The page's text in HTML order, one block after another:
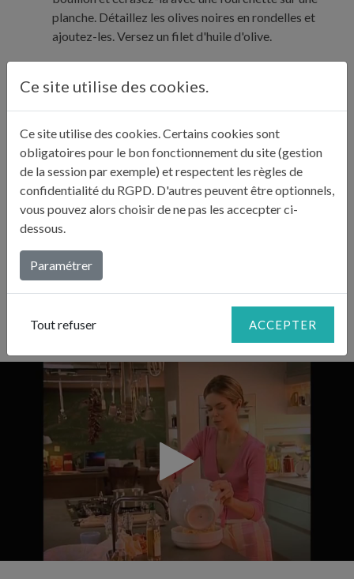
planche. Détaillez les olives noires en rondelles et
ajoutez-les. Versez un filet d'huile d'olive.
Salez, poivrez, muscadez et mélangez délicatement le
tout.
4
Transvasez le mélange dans un plat à gratin,
saupoudrez de chapelure et de noisettes de beurre.
Enfournez et faites gratiner au four 20 minutes à
210°C.
Servez très chaud.
Ce site utilise des cookies.
Ce site utilise des cookies. Certains cookies sont
obligatoires pour le bon fonctionnement du site (gestion
de la session par exemple) et respectent les règles de
confidentialité du RGPD. D'autres peuvent être optionnels,
vous pouvez alors choisir de ne pas les accecpter ci-
dessous.
Paramétrer
Tout refuser ACCEPTER